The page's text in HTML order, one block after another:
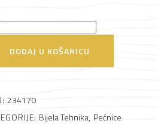
DODAJ U KOŠARICU
234170
Bijela Tehnika, Pećnice